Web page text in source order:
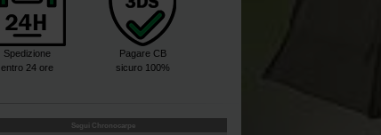
Spedizione
entro 24 ore
Pagare CB
sicuro 100%
Segui Chronocarpe